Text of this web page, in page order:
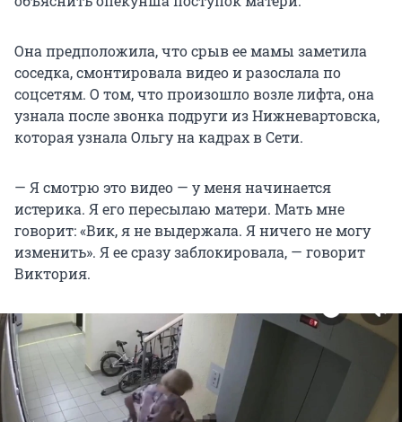
Она предположила, что срыв ее мамы заметила
соседка, смонтировала видео и разослала по
соцсетям. О том, что произошло возле лифта, она
узнала после звонка подруги из Нижневартовска,
которая узнала Ольгу на кадрах в Сети.
— Я смотрю это видео — у меня начинается
истерика. Я его пересылаю матери. Мать мне
говорит: «Вик, я не выдержала. Я ничего не могу
изменить». Я ее сразу заблокировала, — говорит
Виктория.